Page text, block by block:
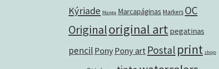
Kýriade Manga Marcapáginas Markers OC
Originaloriginal artpegatinas
pencil Pony Pony art Postal print shojo